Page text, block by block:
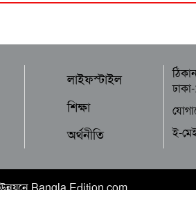
লাইফস্টাইল
শিক্ষা
অর্থনীতি
ই-
Bangla Edition.com